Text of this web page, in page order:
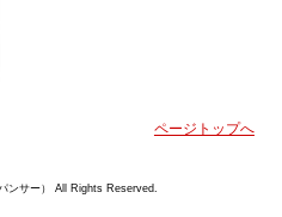
ページトップへ
ンサー） All Rights Reserved.